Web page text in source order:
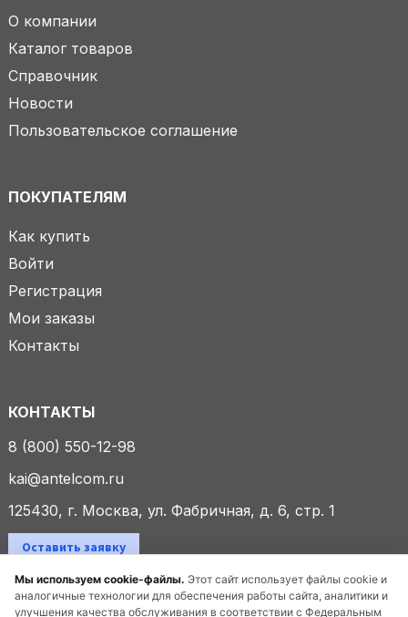
Мы используем cookie-файлы. Этот сайт использует файлы cookie и
аналогичные технологии для обеспечения работы сайта, аналитики и
улучшения качества обслуживания в соответствии с Федеральным
О компании
Каталог товаров
Справочник
Новости
Пользовательское соглашение
ПОКУПАТЕЛЯМ
Как купить
Войти
Регистрация
Мои заказы
Контакты
КОНТАКТЫ
8 (800) 550-12-98
kai@antelcom.ru
125430, г. Москва, ул. Фабричная, д. 6, стр. 1
Оставить заявку